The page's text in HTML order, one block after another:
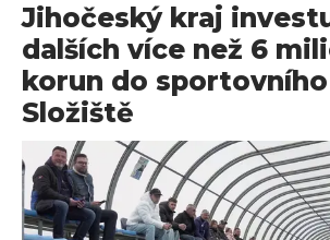
Jihočeský kraj
dalších více než 6
korun do
Složiště